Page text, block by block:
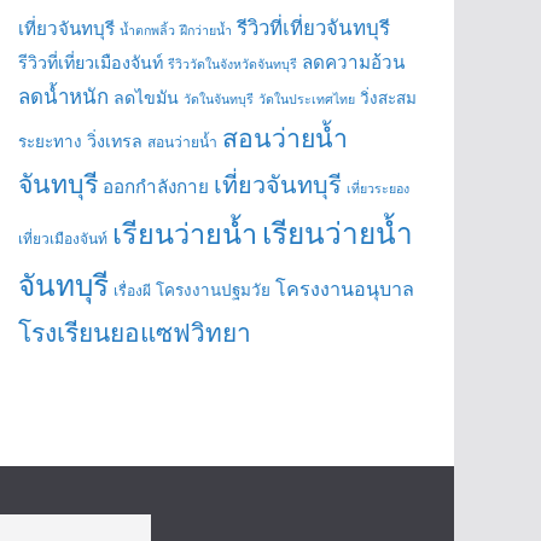
เที่ยวจันทบุรี น้ำตกพลิ้ว ฝึกว่ายน้ำ รีวิวที่เที่ยวจันทบุรี
รีวิวที่เที่ยวเมืองจันท์ รีวิววัดในจังหวัดจันทบุรี ลดความอ้วน
ลดน้ำหนัก ลดไขมัน วัดในจันทบุรี วัดในประเทศไทย วิ่งสะสม
ระยะทาง วิ่งเทรล สอนว่ายน้ำ สอนว่ายน้ำ
จันทบุรี ออกกำลังกาย เที่ยวจันทบุรี เที่ยวระยอง
เที่ยวเมืองจันท์ เรียนว่ายน้ำ เรียนว่ายน้ำ
จันทบุรี เรื่องผี โครงงานปฐมวัย โครงงานอนุบาล
โรงเรียนยอแซฟวิทยา